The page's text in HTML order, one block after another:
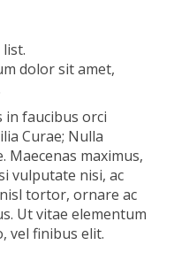
dolor sit amet,
in faucibus orci
Curae; Nulla
maximus,
vulputate nisi, ac
tortor, ornare ac
Ut vitae elementum
vel finibus elit.